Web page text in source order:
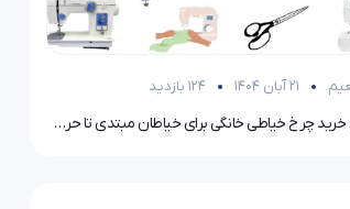
21 آبان 1404 124 بازدید
راهنمای خرید چرخ خیاطی خانگی برای خیاطان مبتدی تا حرفه‌ای